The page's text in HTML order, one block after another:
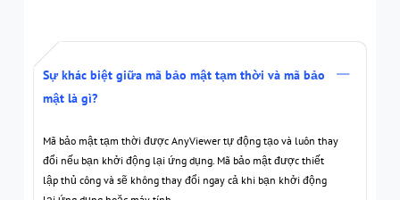
Sự khác biệt giữa mã bảo mật tạm thời và mã bảo
mật là gì?
Mã bảo mật tạm thời được AnyViewer tự động tạo và luôn thay
đổi nếu bạn khởi động lại ứng dụng. Mã bảo mật được thiết
lập thủ công và sẽ không thay đổi ngay cả khi bạn khởi động